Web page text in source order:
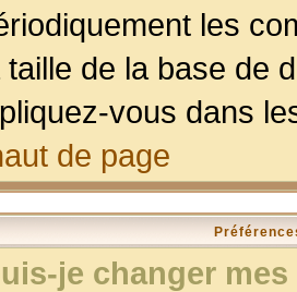
les
de la base de
vous dans
de page
je changer